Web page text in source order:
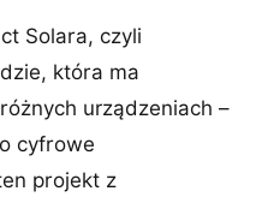
Solara, czyli
która ma
urządzeniach –
cyfrowe
projekt z